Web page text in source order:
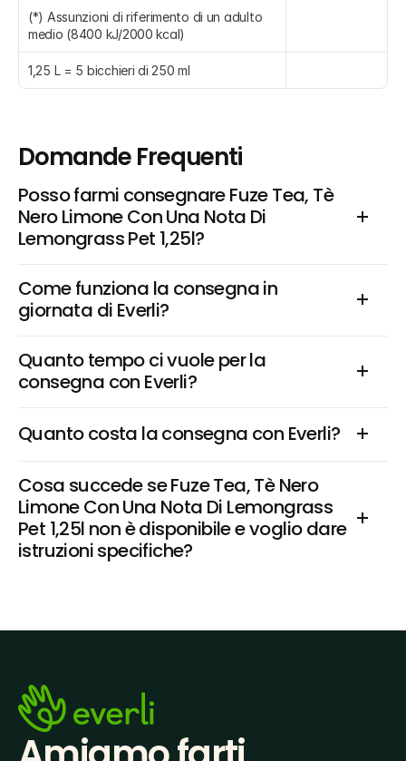
(*) Assunzioni di riferimento di un adulto
medio (8400 kJ/2000 kcal)
1,25 L = 5 bicchieri di 250 ml
Domande Frequenti
Posso farmi consegnare Fuze Tea, Tè
Nero Limone Con Una Nota Di
Lemongrass Pet 1,25l?
Come funziona la consegna in
giornata di Everli?
Quanto tempo ci vuole per la
consegna con Everli?
Quanto costa la consegna con Everli?
Cosa succede se Fuze Tea, Tè Nero
Limone Con Una Nota Di Lemongrass
Pet 1,25l non è disponibile e voglio dare
istruzioni specifiche?